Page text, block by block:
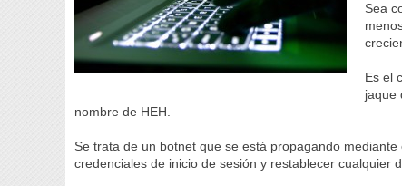
Sea
Es el
jaque
nombre de HEH.
Se trata de un botnet que se está propagando
credenciales de inicio de sesión y restablecer cualquier